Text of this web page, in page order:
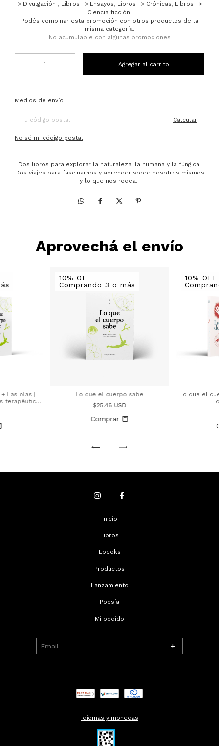
> Divulgación , Libros -> Ensayos, Libros -> Crónicas, Libros ->
Ciencia ficción.
Podés combinar esta promoción con otros productos de la
misma categoría.
No acumulable con algunas promociones
Entregas para el CP:
Medios de envío
Calcular
No sé mi código postal
Dos libros para explorar la naturaleza: la humana y la fúngica.
Dos viajes para fascinarnos y aprender sobre nosotros mismos
y lo que nos rodea.
Aprovechá el envío
Las olas |
terapéuticas
10% OFF
Comprando 3 o más
Lo que el cuerpo sabe
$25.46 USD
10% OFF
Lo que el
Inicio
Libros
Ebooks
Productos
Lanzamiento
Poesía
Mi pedido
+
Idiomas y monedas